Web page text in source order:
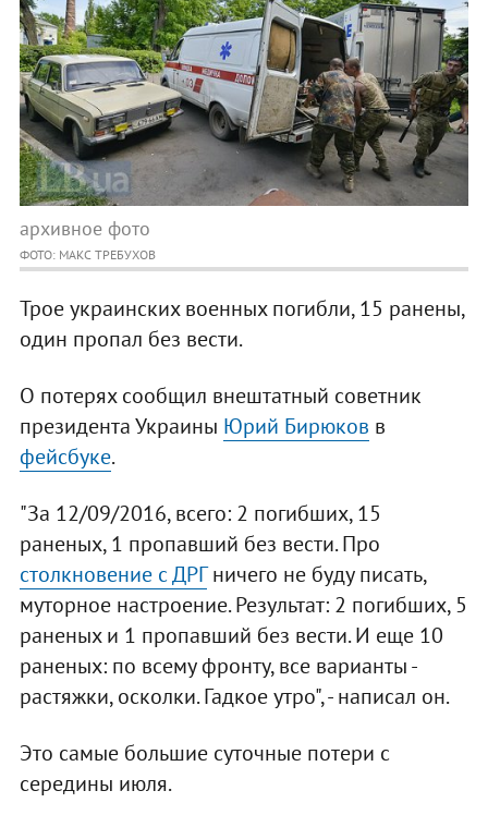
архивное фото
ФОТО: МАКС ТРЕБУХОВ
Трое украинских военных погибли, 15 ранены,
один пропал без вести.
О потерях сообщил внештатный советник
президента Украины Юрий Бирюков в
фейсбуке.
"За 12/09/2016, всего: 2 погибших, 15
раненых, 1 пропавший без вести. Про
столкновение с ДРГничего не буду писать,
муторное настроение. Результат: 2 погибших, 5
раненых и 1 пропавший без вести. И еще 10
раненых: по всему фронту, все варианты -
растяжки, осколки. Гадкое утро", - написал он.
Это самые большие суточные потери с
середины июля.